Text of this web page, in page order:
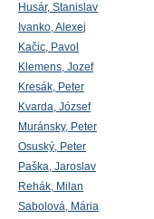
Husár, Stanislav
Ivanko, Alexej
Kačic, Pavol
Klemens, Jozef
Kresák, Peter
Kvarda, József
Muránsky, Peter
Osuský, Peter
Paška, Jaroslav
Rehák, Milan
Sabolová, Mária